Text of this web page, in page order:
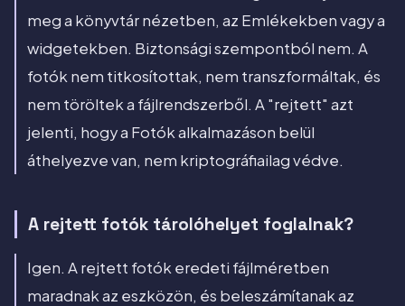
meg a könyvtár nézetben, az Emlékekben vagy a
widgetekben. Biztonsági szempontból nem. A
fotók nem titkosítottak, nem transzformáltak, és
nem töröltek a fájlrendszerből. A "rejtett" azt
jelenti, hogy a Fotók alkalmazáson belül
áthelyezve van, nem kriptográfiailag védve.
A rejtett fotók tárolóhelyet foglalnak?
Igen. A rejtett fotók eredeti fájlméretben
maradnak az eszközön, és beleszámítanak az